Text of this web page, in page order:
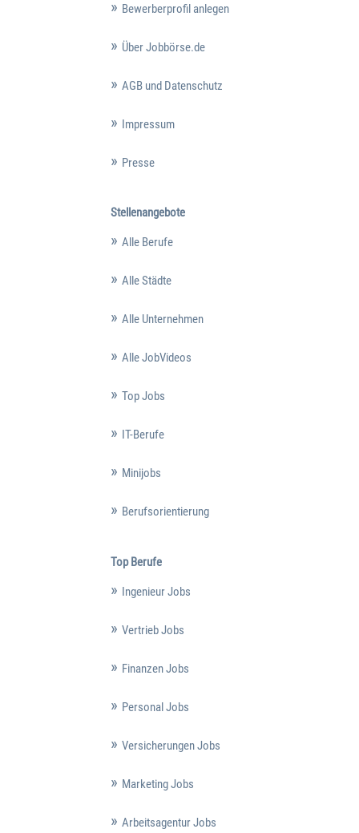
Bewerberprofil anlegen
Über Jobbörse.de
AGB und Datenschutz
Impressum
Presse
Stellenangebote
Alle Berufe
Alle Städte
Alle Unternehmen
Alle JobVideos
Top Jobs
IT-Berufe
Minijobs
Berufsorientierung
Top Berufe
Ingenieur Jobs
Vertrieb Jobs
Finanzen Jobs
Personal Jobs
Versicherungen Jobs
Marketing Jobs
Arbeitsagentur Jobs